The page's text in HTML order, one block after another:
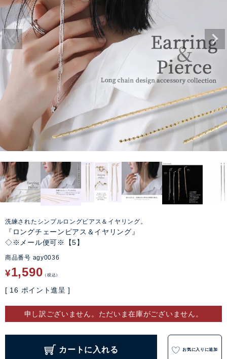
洗練されたシンプルロングピアス＆イヤリング。
『ロングチェーンピアス＆イヤリング』
◇※メール便可※【5】
商品番号 agy0036
¥1,590 税込
[ 16 ポイント進呈 ]
申し訳ございません。ただいま在庫がございません。
カートに入れる お気に入りに追加